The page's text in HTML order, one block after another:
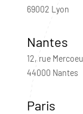
69002 Lyon
Nantes
12, rue
44000 Nantes
Paris